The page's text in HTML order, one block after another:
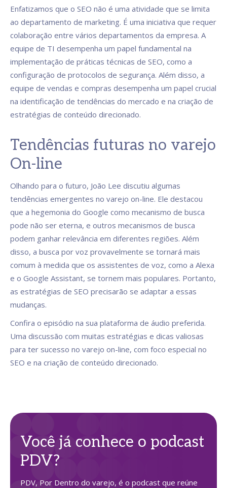
Enfatizamos que o SEO não é uma atividade que se limita
ao departamento de marketing. É uma iniciativa que requer
colaboração entre vários departamentos da empresa. A
equipe de TI desempenha um papel fundamental na
implementação de práticas técnicas de SEO, como a
configuração de protocolos de segurança. Além disso, a
equipe de vendas e compras desempenha um papel crucial
na identificação de tendências do mercado e na criação de
estratégias de conteúdo direcionado.
Tendências futuras no varejo
On-line
Olhando para o futuro, João Lee discutiu algumas
tendências emergentes no varejo on-line. Ele destacou
que a hegemonia do Google como mecanismo de busca
pode não ser eterna, e outros mecanismos de busca
podem ganhar relevância em diferentes regiões. Além
disso, a busca por voz provavelmente se tornará mais
comum à medida que os assistentes de voz, como a Alexa
e o Google Assistant, se tornem mais populares. Portanto,
as estratégias de SEO precisarão se adaptar a essas
mudanças.
Confira o episódio na sua plataforma de áudio preferida.
Uma discussão com muitas estratégias e dicas valiosas
para ter sucesso no varejo on-line, com foco especial no
SEO e na criação de conteúdo direcionado.
Você já conhece o podcast
PDV?
PDV, Por Dentro do varejo, é o podcast que reúne